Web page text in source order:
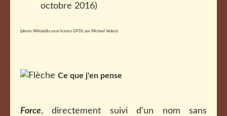
octobre 2016)
(photo Wikipédia sous licence GFDL par Michael Vadon)
Ce que j'en pense
Force, directement suivi d'un nom sans